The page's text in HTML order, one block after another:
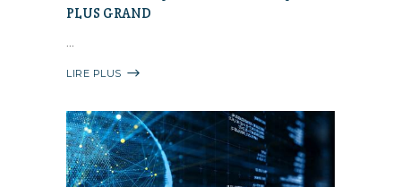
PLUS GRAND
LIRE PLUS